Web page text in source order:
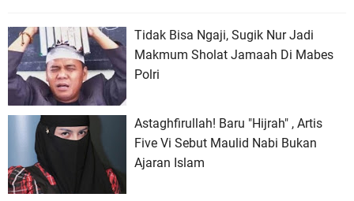
Tidak Bisa Ngaji, Sugik Nur Jadi
Makmum Sholat Jamaah Di Mabes
Polri
Astaghfirullah! Baru "Hijrah" , Artis
Five Vi Sebut Maulid Nabi Bukan
Ajaran Islam